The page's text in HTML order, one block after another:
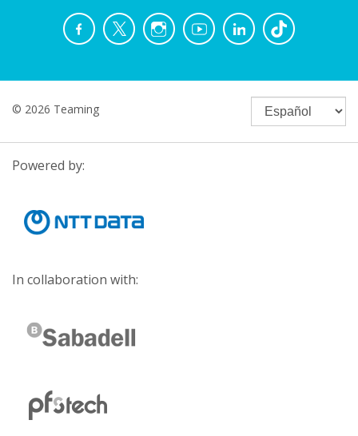
© 2026 Teaming
Powered by:
In collaboration with: